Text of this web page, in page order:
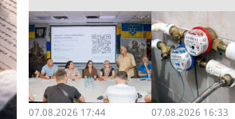
07.08.2026 17:44 07.08.2026 16:33